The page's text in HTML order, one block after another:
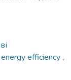
energy efficiency,